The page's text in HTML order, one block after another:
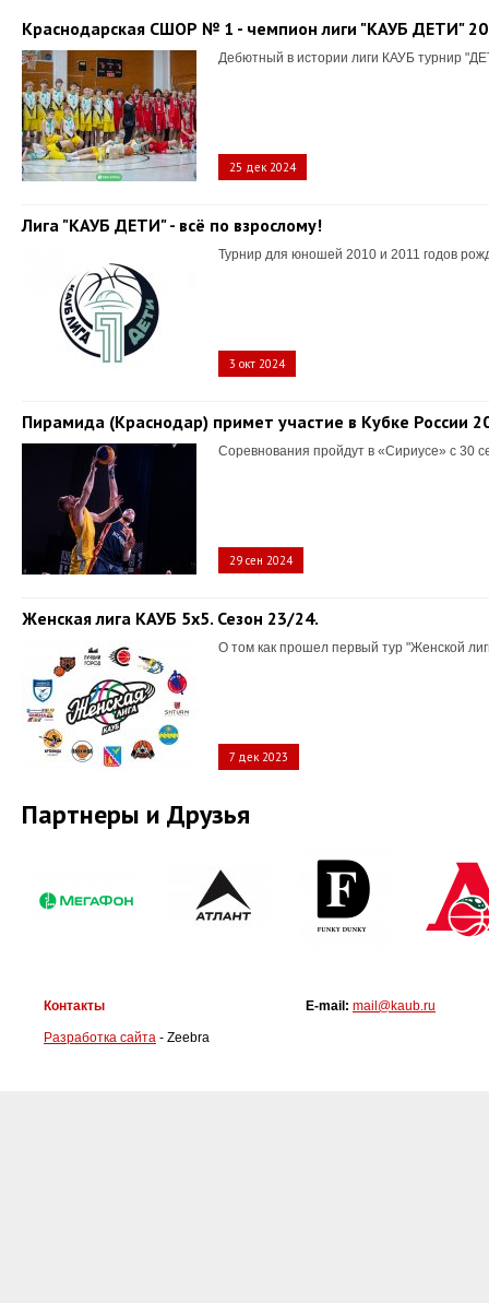
Краснодарская СШОР № 1 - чемпион лиги "КАУБ ДЕТИ"
Дебютный в истории лиги КАУБ турнир
25 дек 2024
Лига "КАУБ ДЕТИ" - всё по взрослому!
Турнир для юношей 2010 и 2011 годов
3 окт 2024
Пирамида (Краснодар) примет участие в Кубке России
Соревнования пройдут в «Сириусе» с 30
29 сен 2024
Женская лига КАУБ 5х5. Сезон 23/24.
О том как прошел первый тур "Женской
7 дек 2023
Партнеры и Друзья
Контакты
Разработка сайта - Zeebra
E-mail: mail@kaub.ru